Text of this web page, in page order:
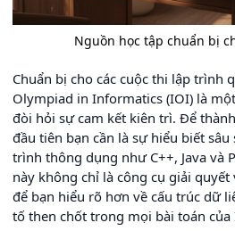
Nguồn học tập chuẩn bị
Chuẩn bị cho các cuộc thi lập trình
Olympiad in Informatics (IOI) là
đòi hỏi sự cam kết kiên trì. Để
đầu tiên bạn cần là sự hiểu biết
trình thông dụng như C++, Java và
này không chỉ là công cụ giải quyết
để bạn hiểu rõ hơn về cấu trúc dữ
tố then chốt trong mọi bài toán của